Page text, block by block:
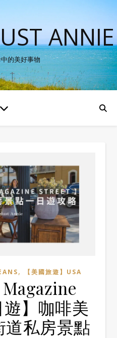
ANNIE
的美好事物
, 【美國旅遊】USA
Magazine
】咖啡美
道私房景點